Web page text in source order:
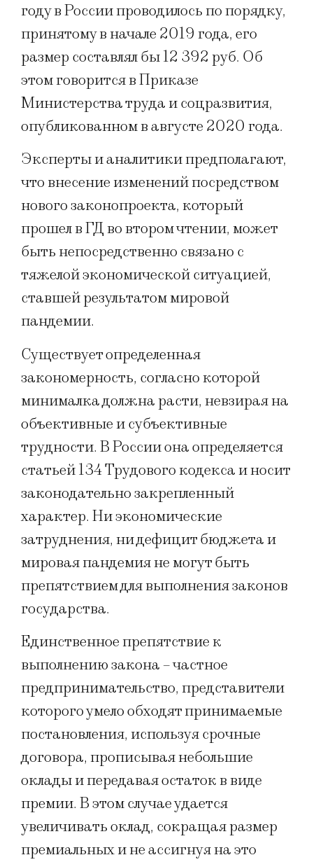
году в России проводилось по порядку,
принятому в начале 2019 года, его
размер составлял бы 12 392 руб. Об
этом говорится в Приказе
Министерства труда и соцразвития,
опубликованном в августе 2020 года.
Эксперты и аналитики предполагают,
что внесение изменений посредством
нового законопроекта, который
прошел в ГД во втором чтении, может
быть непосредственно связано с
тяжелой экономической ситуацией,
ставшей результатом мировой
пандемии.
Существует определенная
закономерность, согласно которой
минималка должна расти, невзирая на
объективные и субъективные
трудности. В России она определяется
статьей 134 Трудового кодекса и носит
законодательно закрепленный
характер. Ни экономические
затруднения, ни дефицит бюджета и
мировая пандемия не могут быть
препятствием для выполнения законов
государства.
Единственное препятствие к
выполнению закона – частное
предпринимательство, представители
которого умело обходят принимаемые
постановления, используя срочные
договора, прописывая небольшие
оклады и передавая остаток в виде
премии. В этом случае удается
увеличивать оклад, сокращая размер
премиальных и не ассигнуя на это